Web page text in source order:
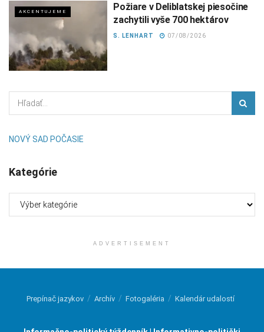
AKCENTUJEME
Požiare v Deliblatskej piesočine
zachytili vyše 700 hektárov
S. LENHART 07/08/2026
NOVÝ SAD POČASIE
Kategórie
ADVERTISEMENT
Prepínač jazykov Archív Fotogaléria Kalendár udalostí